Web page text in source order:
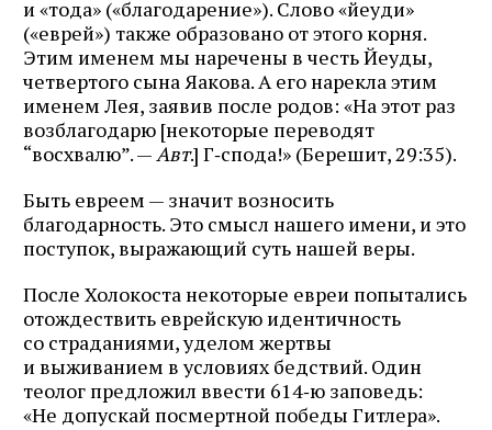
и «тода» («благодарение»). Слово «йеуди»
(«еврей») также образовано от этого корня.
Этим именем мы наречены в честь Йеуды,
четвертого сына Яакова. А его нарекла этим
именем Лея, заявив после родов: «На этот раз
возблагодарю [некоторые переводят
“восхвалю”. —Авт.] Г‑спода!» (Берешит, 29:35).
Быть евреем — значит возносить
благодарность. Это смысл нашего имени, и это
поступок, выражающий суть нашей веры.
После Холокоста некоторые евреи попытались
отождествить еврейскую идентичность
со страданиями, уделом жертвы
и выживанием в условиях бедствий. Один
теолог предложил ввести 614‑ю заповедь:
«Не допускай посмертной победы Гитлера».